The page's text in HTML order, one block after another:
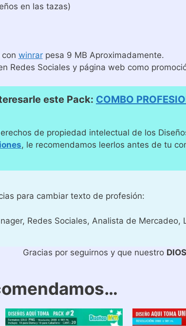
en las tazas)
winrarpesa 9 MB Aproximadamente.
Redes Sociales y página web como
este Pack: COMBO
de propiedad intelectual de los
, le recomendamos leerlos antes de tu
para cambiar texto de profesión:
Redes Sociales, Analista de
Gracias por seguirnos y que nuestro DIOS